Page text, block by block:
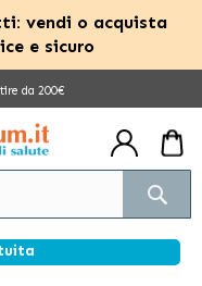
vendi o acquista
e sicuro
da 200€